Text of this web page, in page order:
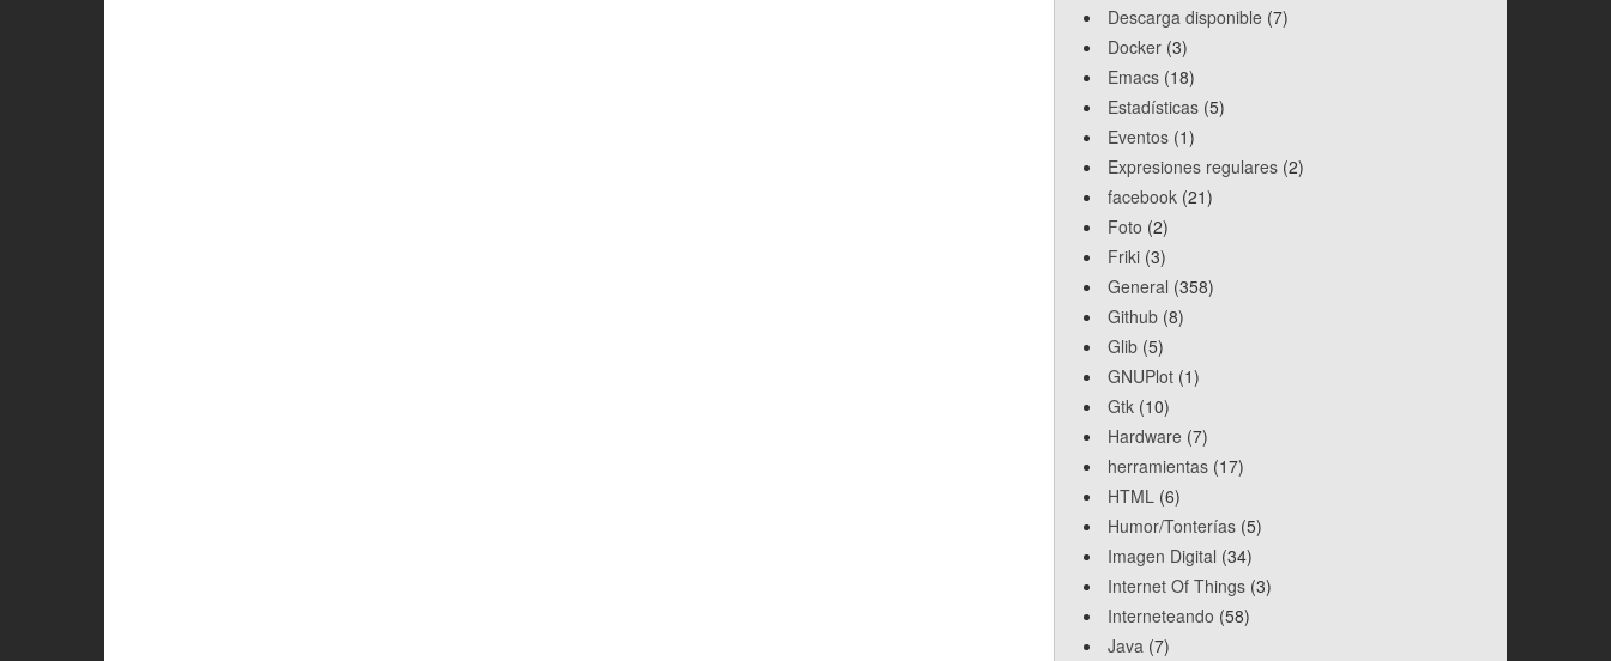
Descarga disponible (7)
Docker (3)
Emacs (18)
Estadísticas (5)
Eventos (1)
Expresiones regulares (2)
facebook (21)
Foto (2)
Friki (3)
General (358)
Github (8)
Glib (5)
GNUPlot (1)
Gtk (10)
Hardware (7)
herramientas (17)
HTML (6)
Humor/Tonterías (5)
Imagen Digital (34)
Internet Of Things (3)
Interneteando (58)
Java (7)